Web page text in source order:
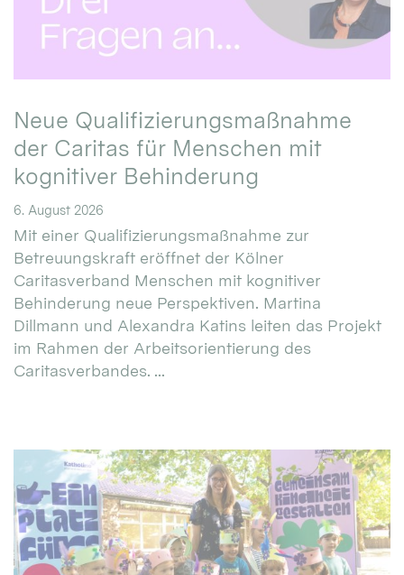
Neue Qualifizierungsmaßnahme
der Caritas für Menschen mit
kognitiver Behinderung
6. August 2026
Mit einer Qualifizierungsmaßnahme zur
Betreuungskraft eröffnet der Kölner
Caritasverband Menschen mit kognitiver
Behinderung neue Perspektiven. Martina
Dillmann und Alexandra Katins leiten das Projekt
im Rahmen der Arbeitsorientierung des
Caritasverbandes. ...